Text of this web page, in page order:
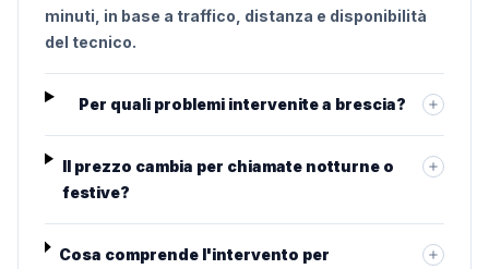
minuti, in base a traffico, distanza e disponibilità
del tecnico.
Per quali problemi intervenite a brescia?
Il prezzo cambia per chiamate notturne o
festive?
Cosa comprende l'intervento per